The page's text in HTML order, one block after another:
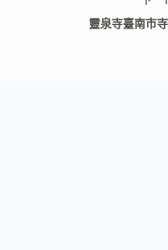
靈泉寺臺南市